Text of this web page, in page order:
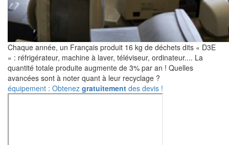
Chaque année, un Français produit 16 kg de déchets dits « D3E
» : réfrigérateur, machine à laver, téléviseur, ordinateur.... La
quantité totale produite augmente de 3% par an ! Quelles
avancées sont à noter quant à leur recyclage ?
équipement : Obtenez gratuitement des devis !